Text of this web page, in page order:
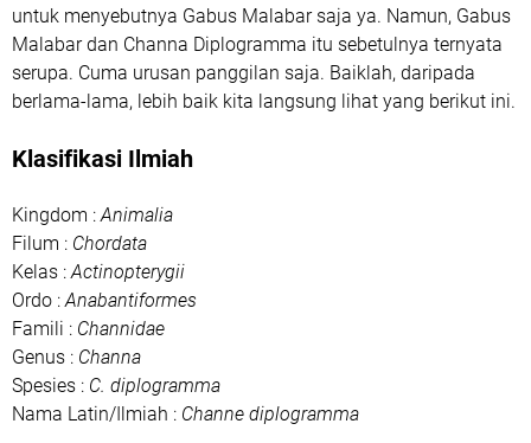
untuk menyebutnya Gabus Malabar saja ya. Namun, Gabus
Malabar dan Channa Diplogramma itu sebetulnya ternyata
serupa. Cuma urusan panggilan saja. Baiklah, daripada
berlama-lama, lebih baik kita langsung lihat yang berikut ini.
Klasifikasi Ilmiah
Kingdom : Animalia
Filum : Chordata
Kelas : Actinopterygii
Ordo : Anabantiformes
Famili : Channidae
Genus : Channa
Spesies : C. diplogramma
Nama Latin/Ilmiah : Channe diplogramma